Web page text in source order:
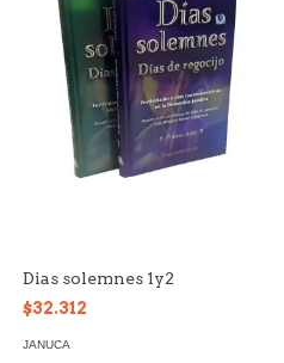
Dias solemnes 1y2
$32.312
JANUCA